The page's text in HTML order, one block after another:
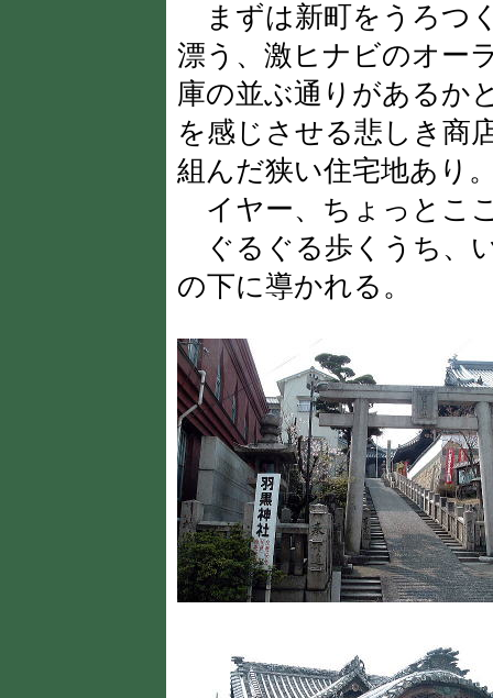
まずは新町をうろつ
漂う、激ヒナビのオー
庫の並ぶ通りがあるか
を感じさせる悲しき商
組んだ狭い住宅地あり
イヤー、ちょっとこ
ぐるぐる歩くうち、
の下に導かれる。